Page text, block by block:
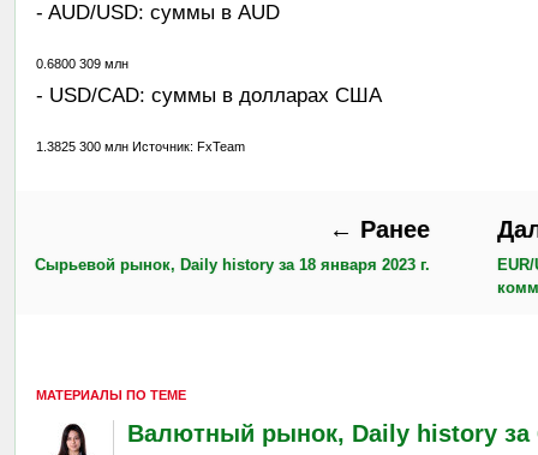
- AUD/USD: суммы в AUD
0.6800 309 млн
- USD/CAD: суммы в долларах США
1.3825 300 млн Источник: FxTeam
← Ранее
Сырьевой рынок, Daily history за 18 января 2023 г.
МАТЕРИАЛЫ ПО ТЕМЕ
Валютный рынок, Daily history за